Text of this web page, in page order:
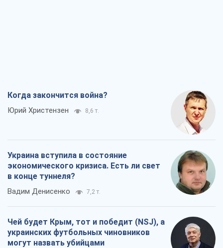
Когда закончится война?
Юрий Христензен 8,6 т.
Украина вступила в состояние
экономического кризиса. Есть ли свет
в конце туннеля?
Вадим Денисенко 7,2 т.
Чей будет Крым, тот и победит (NSJ), а
украинских футбольных чиновников
могут назвать убийцами